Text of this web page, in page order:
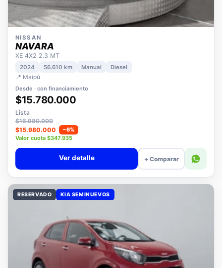
NISSAN
NAVARA
XE 4X2 2.3 MT
2024
📍 Maipú
Desde · con financiamiento
$15.780.000
Lista
$16.980.000
$15.980.000
−6%
Valor cuota $347.935
+ Comparar